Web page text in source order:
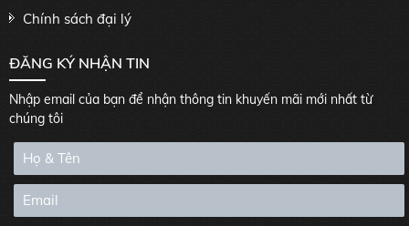
Chính sách đại lý
ĐĂNG KÝ NHẬN TIN
Nhập email của bạn để nhận thông tin khuyến mãi mới nhất từ
chúng tôi